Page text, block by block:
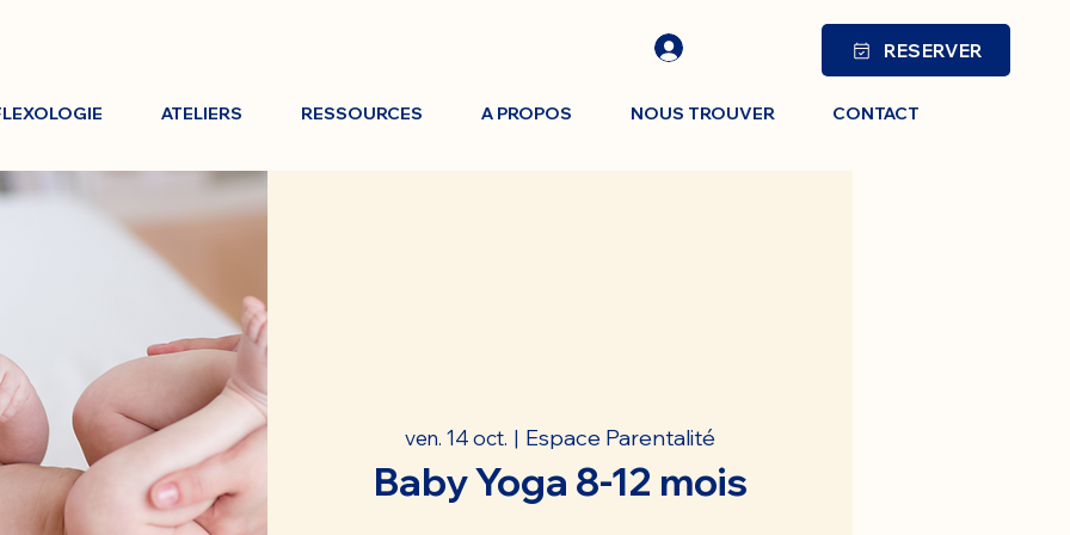
RESERVER
ATELIERS RESSOURCES A PROPOS NOUS TROUVER CONTACT
ven. 14 oct.
  |
Espace Parentalité
Baby Yoga 8-12 mois